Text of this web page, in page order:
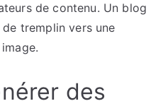
de contenu. Un blog
tremplin vers une
des